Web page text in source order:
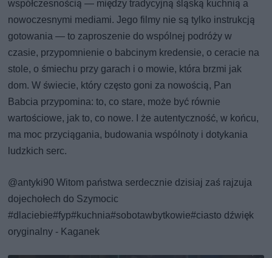
współczesnością — między tradycyjną śląską kuchnią a
nowoczesnymi mediami. Jego filmy nie są tylko instrukcją
gotowania — to zaproszenie do wspólnej podróży w
czasie, przypomnienie o babcinym kredensie, o ceracie na
stole, o śmiechu przy garach i o mowie, która brzmi jak
dom. W świecie, który często goni za nowością, Pan
Babcia przypomina: to, co stare, może być równie
wartościowe, jak to, co nowe. I że autentyczność, w końcu,
ma moc przyciągania, budowania wspólnoty i dotykania
ludzkich serc.
@antyki90 Witom państwa serdecznie dzisiaj zaś rajzuja
dojechołech do Szymocic
#dlaciebie#fyp#kuchnia#sobotawbytkowie#ciasto dźwięk
oryginalny - Kaganek